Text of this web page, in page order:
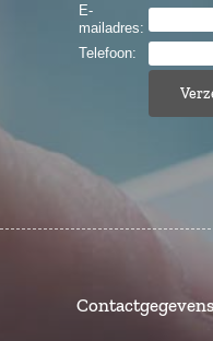
E-
mailadres:
Telefoon:
Contactgegevens